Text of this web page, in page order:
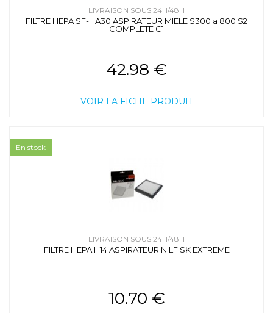
LIVRAISON SOUS 24H/48H
FILTRE HEPA SF-HA30 ASPIRATEUR MIELE S300 a 800 S2
COMPLETE C1
42.98 €
VOIR LA FICHE PRODUIT
LIVRAISON SOUS 24H/48H
FILTRE HEPA H14 ASPIRATEUR NILFISK EXTREME
10.70 €
En stock